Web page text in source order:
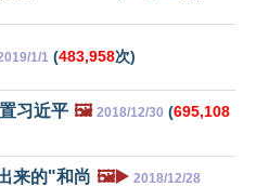
1/1 (483,958次)
习近平 🖼️ 2018/12/30 (695,108
来的"和尚 🖼️▶️ 2018/12/28